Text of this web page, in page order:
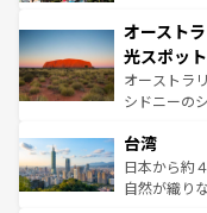
部のニュー
文化が魅力
しみながら
るだろう。
情報は
ワイ島は見
島だが、静
おすすめ。
文化や歴史
人々、おい
ク、伝統的
っている。
オースト
光スポット
オーストラ
シドニーの
リアリーフ
ク）、タス
ど、見どこ
台湾
日本から約
自然が織り